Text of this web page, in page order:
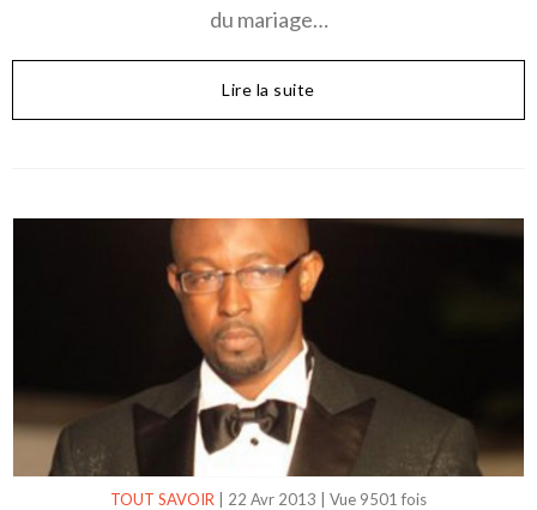
du mariage…
Lire la suite
TOUT SAVOIR 22 Avr 2013 Vue 9501 fois